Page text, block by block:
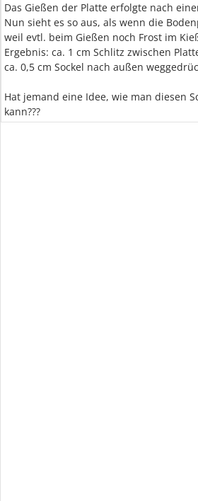
Das Gießen der Platte erfolgte nach
Nun sieht es so aus, als wenn die
weil evtl. beim Gießen noch Frost im
Ergebnis: ca. 1 cm Schlitz zwischen
ca. 0,5 cm Sockel nach außen
Hat jemand eine Idee, wie man diesen
kann???